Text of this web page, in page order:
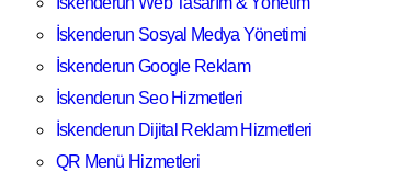
İskenderun Sosyal Medya Yönetimi
İskenderun Google Reklam
İskenderun Seo Hizmetleri
İskenderun Dijital Reklam Hizmetleri
QR Menü Hizmetleri